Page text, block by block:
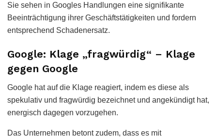
Sie sehen in Googles Handlungen eine signifikante
Beeinträchtigung ihrer Geschäftstätigkeiten und fordern
entsprechend Schadenersatz.
Google: Klage „fragwürdig“ – Klage
gegen Google
Google hat auf die Klage reagiert, indem es diese als
spekulativ und fragwürdig bezeichnet und angekündigt hat,
energisch dagegen vorzugehen.
Das Unternehmen betont zudem, dass es mit